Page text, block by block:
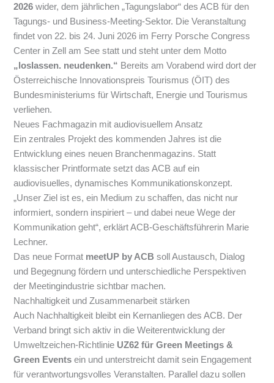
2026 wider, dem jährlichen „Tagungslabor“ des ACB für den
Tagungs- und Business-Meeting-Sektor. Die Veranstaltung
findet von 22. bis 24. Juni 2026 im Ferry Porsche Congress
Center in Zell am See statt und steht unter dem Motto
„loslassen. neudenken.“ Bereits am Vorabend wird dort der
Österreichische Innovationspreis Tourismus (ÖIT) des
Bundesministeriums für Wirtschaft, Energie und Tourismus
verliehen.
Neues Fachmagazin mit audiovisuellem Ansatz
Ein zentrales Projekt des kommenden Jahres ist die
Entwicklung eines neuen Branchenmagazins. Statt
klassischer Printformate setzt das ACB auf ein
audiovisuelles, dynamisches Kommunikationskonzept.
„Unser Ziel ist es, ein Medium zu schaffen, das nicht nur
informiert, sondern inspiriert – und dabei neue Wege der
Kommunikation geht“, erklärt ACB-Geschäftsführerin Marie
Lechner.
Das neue Format meetUP by ACB soll Austausch, Dialog
und Begegnung fördern und unterschiedliche Perspektiven
der Meetingindustrie sichtbar machen.
Nachhaltigkeit und Zusammenarbeit stärken
Auch Nachhaltigkeit bleibt ein Kernanliegen des ACB. Der
Verband bringt sich aktiv in die Weiterentwicklung der
Umweltzeichen-Richtlinie UZ62 für Green Meetings &
Green Events ein und unterstreicht damit sein Engagement
für verantwortungsvolles Veranstalten. Parallel dazu sollen